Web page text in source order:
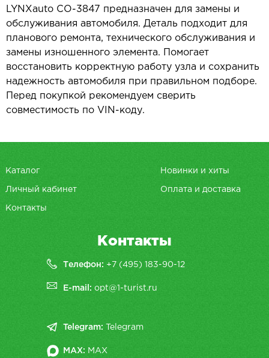
LYNXauto CO-3847 предназначен для замены и
обслуживания автомобиля. Деталь подходит для
планового ремонта, технического обслуживания и
замены изношенного элемента. Помогает
восстановить корректную работу узла и сохранить
надежность автомобиля при правильном подборе.
Перед покупкой рекомендуем сверить
совместимость по VIN-коду.
Каталог Новинки и хиты
Личный кабинет Оплата и доставка
Контакты
Контакты
Телефон: +7 (495) 183-90-12
E-mail:opt@1-turist.ru
Telegram: Telegram
MAX: MAX